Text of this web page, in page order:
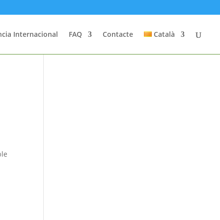
Internacional FAQ Contacte Català